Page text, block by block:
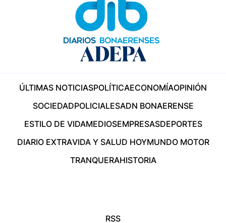
ÚLTIMAS NOTICIASPOLÍTICAECONOMÍAOPINIÓN
SOCIEDADPOLICIALESADN BONAERENSE
ESTILO DE VIDAMEDIOSEMPRESASDEPORTES
DIARIO EXTRAVIDA Y SALUD HOYMUNDO MOTOR
TRANQUERAHISTORIA
RSS